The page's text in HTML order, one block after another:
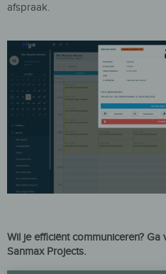
afspraak.
Wil je efficiënt communiceren?
Sanmax Projects.